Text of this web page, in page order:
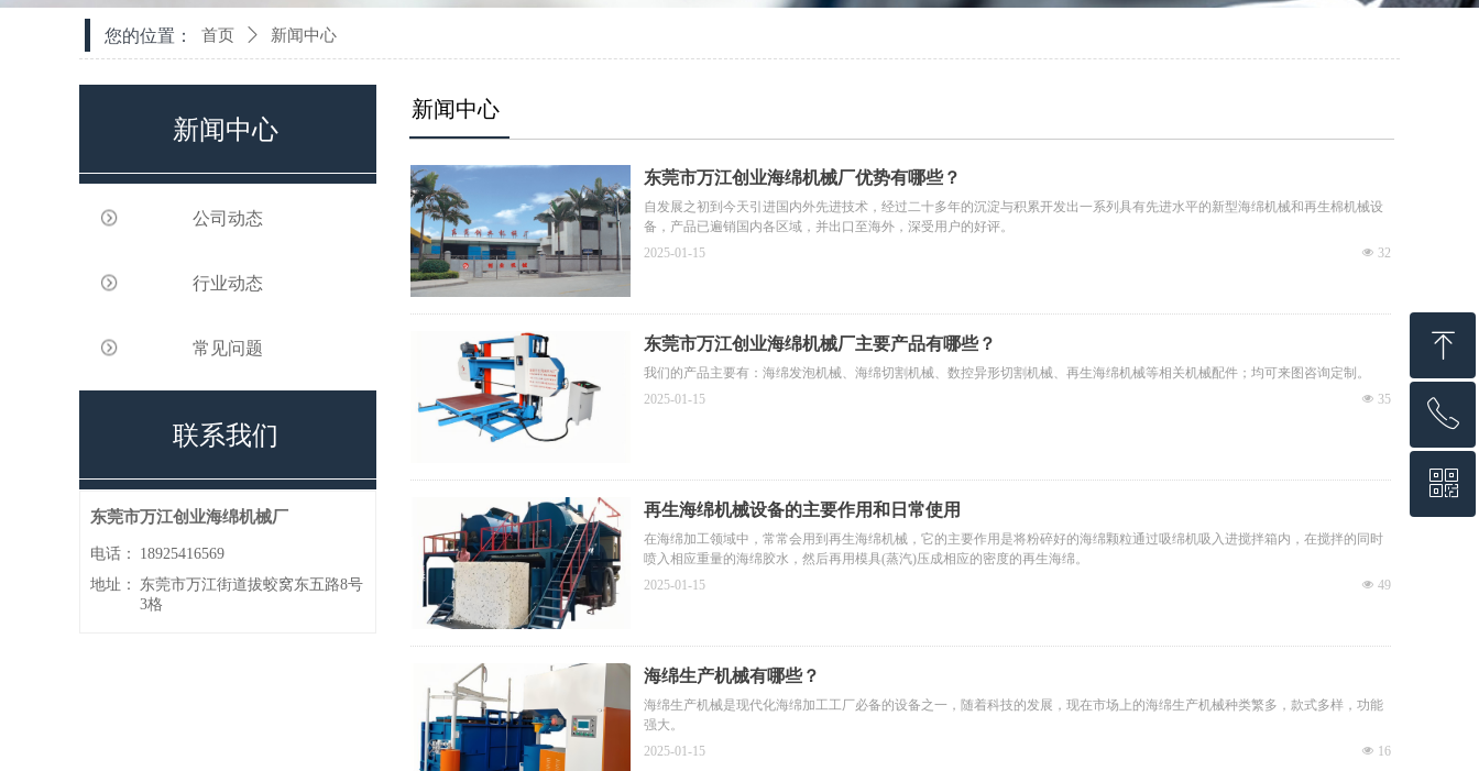
您的位置： 首页 ꄲ 新闻中心
新闻中心
联系我们
东莞市万江创业海绵机械厂
电话：
18925416569
地址：
东莞市万江街道拔蛟窝东五路8号
3格
公司动态
行业动态
常见问题
新闻中心
东莞市万江创业海绵机械厂优势有哪些？
自发展之初到今天引进国内外先进技术，经过二十多年的沉淀与积累开发出一系列具有先进水平的新型海绵机械和再生棉机械设
备，产品已遍销国内各区域，并出口至海外，深受用户的好评。
넶 32
2025-01-15
东莞市万江创业海绵机械厂主要产品有哪些？
我们的产品主要有：海绵发泡机械、海绵切割机械、数控异形切割机械、再生海绵机械等相关机械配件；均可来图咨询定制。
넶 35
2025-01-15
再生海绵机械设备的主要作用和日常使用
在海绵加工领域中，常常会用到再生海绵机械，它的主要作用是将粉碎好的海绵颗粒通过吸绵机吸入进搅拌箱内，在搅拌的同时
喷入相应重量的海绵胶水，然后再用模具(蒸汽)压成相应的密度的再生海绵。
넶 49
2025-01-15
海绵生产机械有哪些？
海绵生产机械是现代化海绵加工工厂必备的设备之一，随着科技的发展，现在市场上的海绵生产机械种类繁多，款式多样，功能
强大。
넶 16
2025-01-15
ꁸ
回到顶部
ꂅ
18925416569
ꀥ